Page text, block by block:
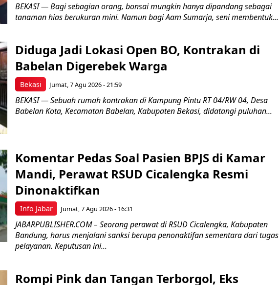
BEKASI — Bagi sebagian orang, bonsai mungkin hanya dipandang sebagai
tanaman hias berukuran mini. Namun bagi Aam Sumarja, seni membentuk...
Bekasi
Diduga Jadi Lokasi Open BO, Kontrakan di
Babelan Digerebek Warga
Jumat, 7 Agu 2026 - 21:59
BEKASI — Sebuah rumah kontrakan di Kampung Pintu RT 04/RW 04, Desa
Babelan Kota, Kecamatan Babelan, Kabupaten Bekasi, didatangi puluhan...
Info Jabar
Komentar Pedas Soal Pasien BPJS di Kamar
Mandi, Perawat RSUD Cicalengka Resmi
Dinonaktifkan
Jumat, 7 Agu 2026 - 16:31
JABARPUBLISHER.COM – Seorang perawat di RSUD Cicalengka, Kabupaten
Bandung, harus menjalani sanksi berupa penonaktifan sementara dari tugas
pelayanan. Keputusan ini...
Rompi Pink dan Tangan Terborgol, Eks